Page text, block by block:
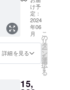
サイ
ズ：高
さ４２
cm×幅
３５
cm×奥
行１７
セージ
＋大会
プログ
ラム冊
子 にお
名前を
掲載
（大会
プログ
子を１
け予
定：
2024
年06
月
詳細を見る
こ
の
リ
タ
ー
ン
を
選
択
す
る
15,